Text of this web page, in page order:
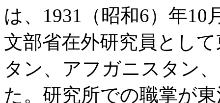
は、1931（昭和6）年10
文部省在外研究員とし
タン、アフガニスタン
た。研究所での職掌が